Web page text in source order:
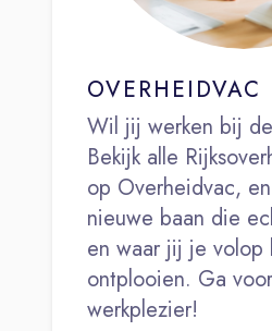
OVERHEIDVAC
Wil jij werken bij
Bekijk alle
op Overheidvac,
nieuwe baan die
en waar jij je volop
ontplooien. Ga
werkplezier!